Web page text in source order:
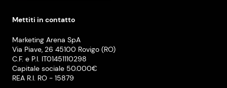
Mettiti in contatto
Marketing Arena SpA
Via Piave, 26 45100 Rovigo (RO)
C.F. e P.I. IT01451110298
Capitale sociale 50.000€
REA R.I. RO - 15879